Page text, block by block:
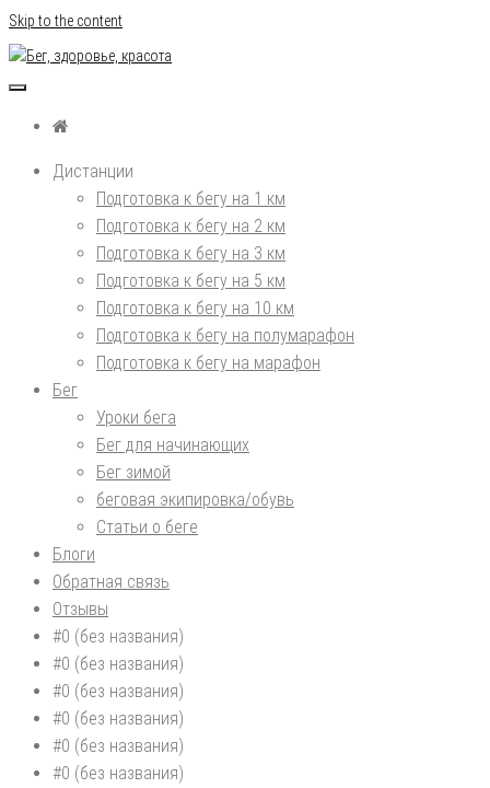
Skip to the content
Дистанции
Подготовка к бегу на 1 км
Подготовка к бегу на 2 км
Подготовка к бегу на 3 км
Подготовка к бегу на 5 км
Подготовка к бегу на 10 км
Подготовка к бегу на полумарафон
Подготовка к бегу на марафон
Бег
Уроки бега
Бег для начинающих
Бег зимой
беговая экипировка/обувь
Статьи о беге
Блоги
Обратная связь
Отзывы
#0 (без названия)
#0 (без названия)
#0 (без названия)
#0 (без названия)
#0 (без названия)
#0 (без названия)